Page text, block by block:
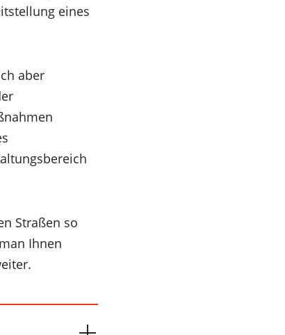
eines
aber
Straßen so
Ihnen